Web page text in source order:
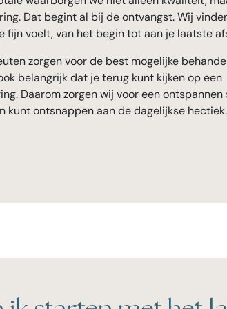
Dat begint al bij de ontvangst. Wij
fijn voelt, van het begin tot aan je laatste
zorgen voor de best mogelijke
belangrijk dat je terug kunt kijken op een
Daarom zorgen wij voor een ontspannen
kunt ontsnappen aan de dagelijkse hectiek.